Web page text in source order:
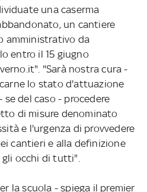
una caserma
un cantiere
amministrativo da
entro il 15 giugno
"Sarà nostra cura -
lo stato d'attuazione
del caso - procedere
di misure denominato
e l'urgenza di provvedere
cantieri e alla definizione
occhi di tutti".
la scuola - spiega il premier